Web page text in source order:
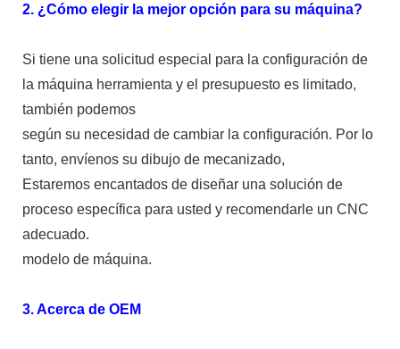
2. ¿Cómo elegir la mejor opción para su máquina?
Si tiene una solicitud especial para la configuración de
la máquina herramienta y el presupuesto es limitado,
también podemos
según su necesidad de cambiar la configuración. Por lo
tanto, envíenos su dibujo de mecanizado,
Estaremos encantados de diseñar una solución de
proceso específica para usted y recomendarle un CNC
adecuado.
modelo de máquina.
3. Acerca de OEM